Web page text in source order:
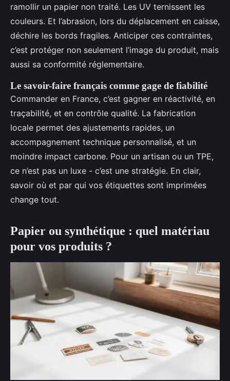
ramollir un papier non traité. Les UV ternissent les
couleurs. Et l’abrasion, lors du déplacement en caisse,
déchire les bords fragiles. Anticiper ces contraintes,
c’est protéger non seulement l’image du produit, mais
aussi sa conformité réglementaire.
Le savoir-faire français comme gage de fiabilité
Commander en France, c’est gagner en réactivité, en
traçabilité, et en contrôle qualité. La fabrication
locale permet des ajustements rapides, un
accompagnement technique personnalisé, et un
moindre impact carbone. Pour un artisan ou un TPE,
ce n’est pas un luxe - c’est une stratégie. En clair,
savoir où et par qui vos étiquettes sont imprimées
change tout.
Papier ou synthétique : quel matériau
pour vos produits ?